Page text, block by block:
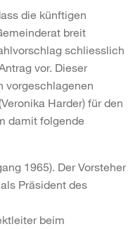
die künftigen
breit
schliesslich
vor. Dieser
vorgeschlagenen
Harder) für den
damit folgende
1965). Der Vorsteher
Präsident des
beim